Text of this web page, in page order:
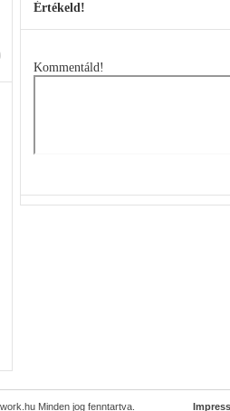
Értékeld!
Kommentáld!
Minden jog fenntartva.